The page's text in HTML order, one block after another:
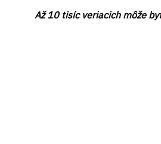
Až 10 tisíc veriacich môže